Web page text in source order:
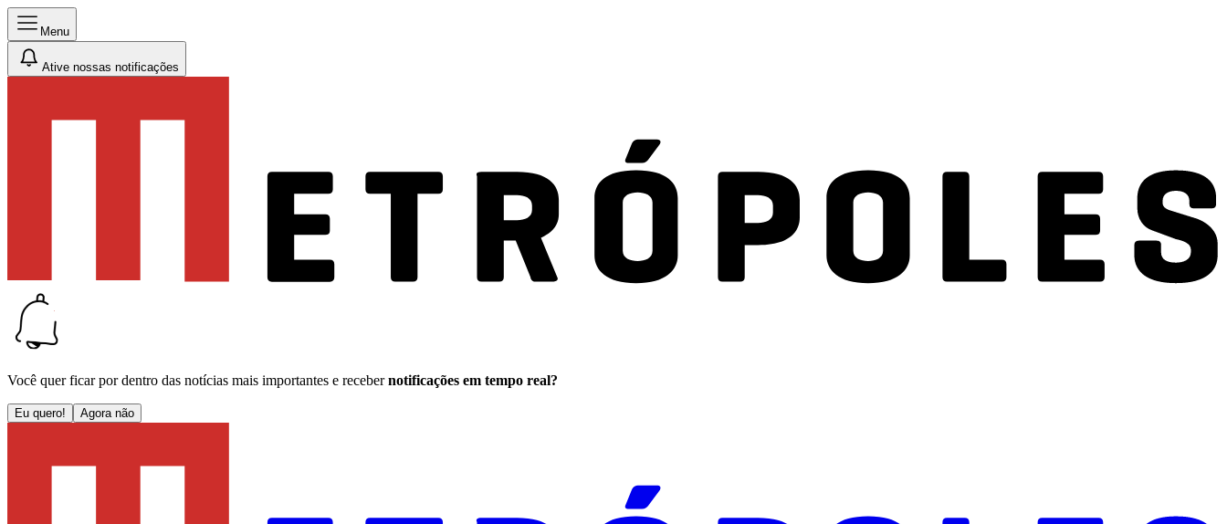
Menu
Ative nossas notificações
Você quer ficar por dentro das notícias mais importantes e receber notificações em tempo real?
Eu quero! Agora não